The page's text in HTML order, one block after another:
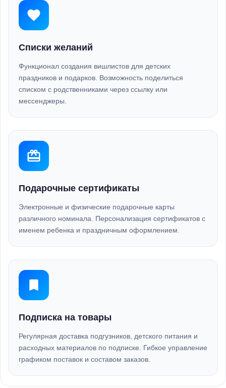
Списки желаний
Функционал создания вишлистов для детских
праздников и подарков. Возможность поделиться
списком с родственниками через ссылку или
мессенджеры.
Подарочные сертификаты
Электронные и физические подарочные карты
различного номинала. Персонализация сертификатов с
именем ребенка и праздничным оформлением.
Подписка на товары
Регулярная доставка подгузников, детского питания и
расходных материалов по подписке. Гибкое управление
графиком поставок и составом заказов.